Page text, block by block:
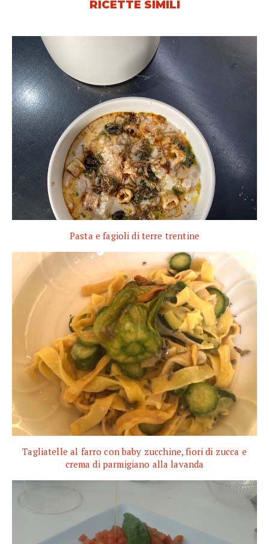
RICETTE SIMILI
Pasta e fagioli di terre trentine
Tagliatelle al farro con baby zucchine, fiori di zucca e
crema di parmigiano alla lavanda